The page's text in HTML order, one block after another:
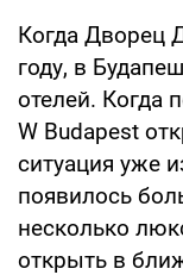
Когда Дворец
году, в
отелей. Когда
W Budapest
ситуация уже
появилось
несколько
открыть в